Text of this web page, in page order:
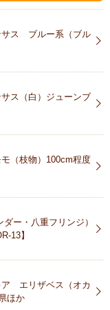
ス ブルー系（ブル
ス（白）ジューンブ
（枝物）100cm程度
ー・八重フリンジ）
13】
エリザベス（オカ
ほか